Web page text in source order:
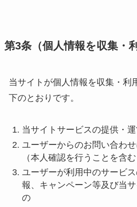
第3条（個人情報を収集・
当サイトが個人情報を収集・利
下のとおりです。
当サイトサービスの提供・
ユーザーからのお問い合わ
（本人確認を行うことを含む
ユーザーが利用中のサービ
報、キャンペーン等及び当
の